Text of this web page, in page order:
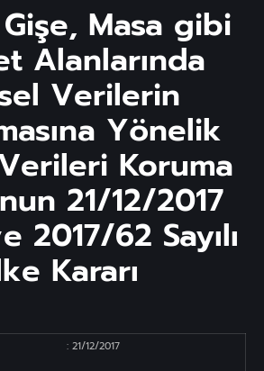
Masa gibi
Alanlarında
Verilerin
Yönelik
Koruma
21/12/2017
2017/62 Sayılı
Kararı
: 21/12/2017